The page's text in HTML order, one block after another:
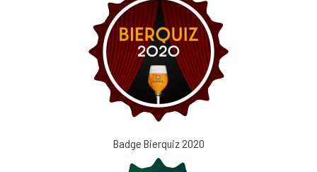
Badge Bierquiz 2020